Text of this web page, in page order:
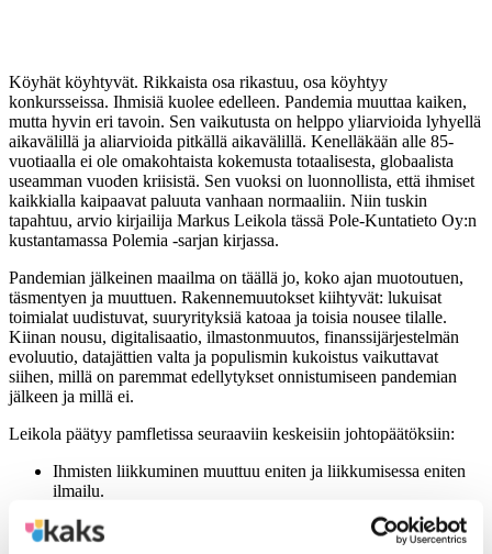
Köyhät köyhtyvät. Rikkaista osa rikastuu, osa köyhtyy
konkursseissa. Ihmisiä kuolee edelleen. Pandemia muuttaa kaiken,
mutta hyvin eri tavoin. Sen vaikutusta on helppo yliarvioida lyhyellä
aikavälillä ja aliarvioida pitkällä aikavälillä. Kenelläkään alle 85-
vuotiaalla ei ole omakohtaista kokemusta totaalisesta, globaalista
useamman vuoden kriisistä. Sen vuoksi on luonnollista, että ihmiset
kaikkialla kaipaavat paluuta vanhaan normaaliin. Niin tuskin
tapahtuu, arvio kirjailija Markus Leikola tässä Pole-Kuntatieto Oy:n
kustantamassa Polemia -sarjan kirjassa.
Pandemian jälkeinen maailma on täällä jo, koko ajan muotoutuen,
täsmentyen ja muuttuen. Rakennemuutokset kiihtyvät: lukuisat
toimialat uudistuvat, suuryrityksiä katoaa ja toisia nousee tilalle.
Kiinan nousu, digitalisaatio, ilmastonmuutos, finanssijärjestelmän
evoluutio, datajättien valta ja populismin kukoistus vaikuttavat
siihen, millä on paremmat edellytykset onnistumiseen pandemian
jälkeen ja millä ei.
Leikola päätyy pamfletissa seuraaviin keskeisiin johtopäätöksiin:
Ihmisten liikkuminen muuttuu eniten ja liikkumisessa eniten
ilmailu.
selviämistä huomattavan paljon.
Yhteiskunnat ottavat isompaa vastuuta terveydenhuollosta